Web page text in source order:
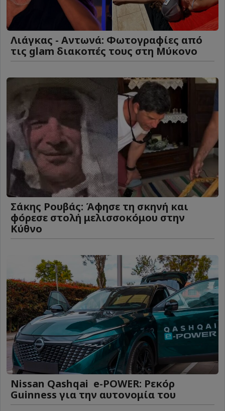
Λιάγκας - Αντωνά: Φωτογραφίες από
τις glam διακοπές τους στη Μύκονο
Σάκης Ρουβάς: Άφησε τη σκηνή και
φόρεσε στολή μελισσοκόμου στην
Κύθνο
Nissan Qashqai e-POWER: Ρεκόρ
Guinness για την αυτονομία του